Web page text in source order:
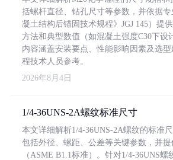
括螺杆直径、钻孔尺寸等参数，并依据
凝土结构后锚固技术规程》JGJ 145）提
方法和典型数值（如混凝土强度C30下设
内容涵盖安装要点、性能影响因素及选
程技术人员参考。
2026年8月4日
1/4-36UNS-2A螺纹标准尺寸
本文详细解析1/4-36UNS-2A螺纹的标准
包括外径、螺距、公差等关键参数，并
（ASME B1.1标准）。针对1/4-36UNS螺